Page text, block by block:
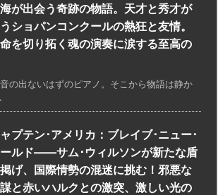
が出会う奇跡の物語。天才と秀才が
ショパンコンクールの熱狂と友情。
を切り拓く魂の演奏に涙する至高の
の出ないはずのピアノ。そこから物語は静か
プテン･アメリカ：ブレイブ･ニュー･
ルド――サム･ウィルソンが新たな盾
げ、国際情勢の混迷に挑む！邪悪な
と赤いハルクとの激突、激しい光の